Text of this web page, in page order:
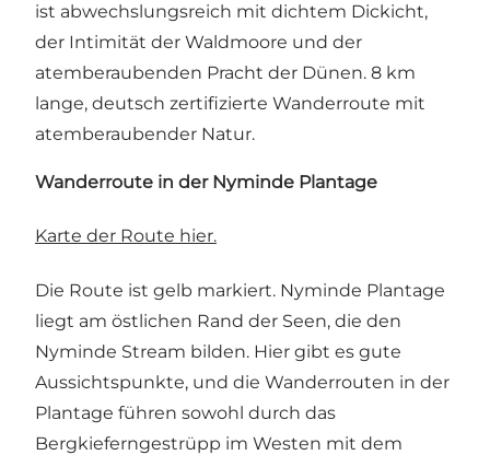
ist abwechslungsreich mit dichtem Dickicht,
der Intimität der Waldmoore und der
atemberaubenden Pracht der Dünen. 8 km
lange, deutsch zertifizierte Wanderroute mit
atemberaubender Natur.
Wanderroute in der Nyminde Plantage
Karte der Route hier.
Die Route ist gelb markiert. Nyminde Plantage
liegt am östlichen Rand der Seen, die den
Nyminde Stream bilden. Hier gibt es gute
Aussichtspunkte, und die Wanderrouten in der
Plantage führen sowohl durch das
Bergkieferngestrüpp im Westen mit dem